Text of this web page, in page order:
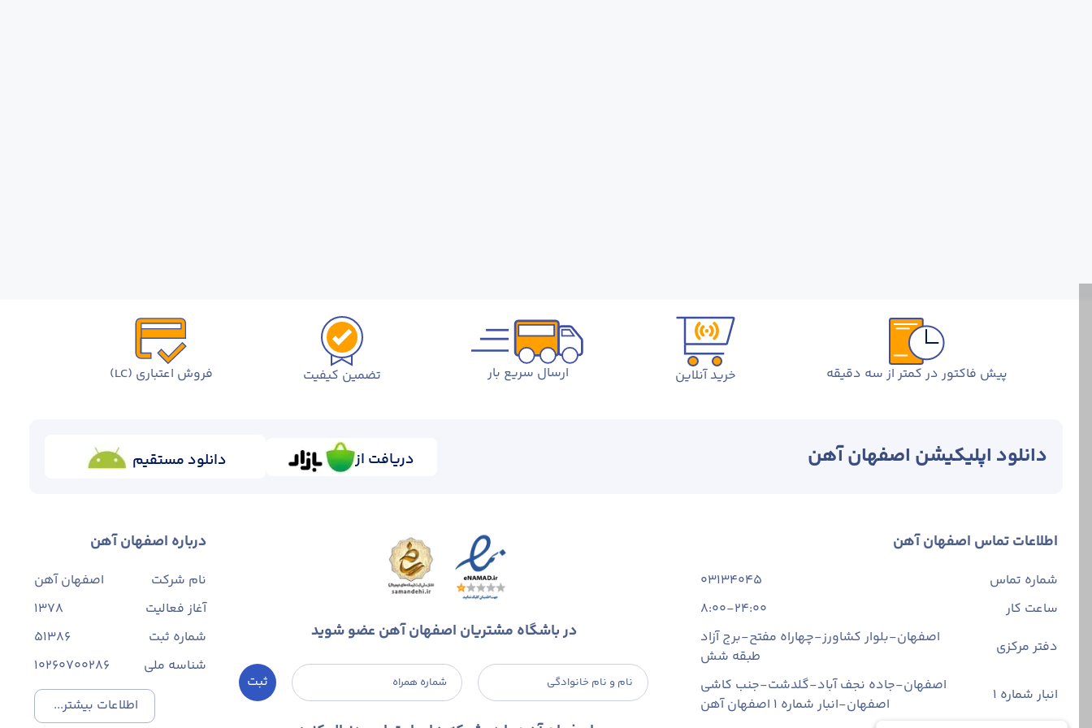
پیش فاکتور در کمتر از سه دقیقه خرید آنلاین ارسال سریع بار تضمین کیفیت فروش اعتباری (LC)
دانلود اپلیکیشن اصفهان آهن دریافت از دانلود مستقیم
اطلاعات تماس اصفهان آهن
شماره تماس
03134045
ساعت کار
8:00-24:00
دفتر مرکزی
اصفهان-بلوار کشاورز-چهاراه مفتح-برج آزاد
طبقه شش
انبار شماره 1
اصفهان-جاده نجف آباد-گلدشت-جنب کاشی
اصفهان-انبار شماره ۱ اصفهان آهن
در باشگاه مشتریان اصفهان آهن عضو شوید
نام و نام خانوادگی شماره همراه ثبت
درباره اصفهان آهن
نام شرکت
اصفهان آهن
آغاز فعالیت
1378
شماره ثبت
۵۱۳۸۶
شناسه ملی
10260700286
اطلاعات بیشتر...